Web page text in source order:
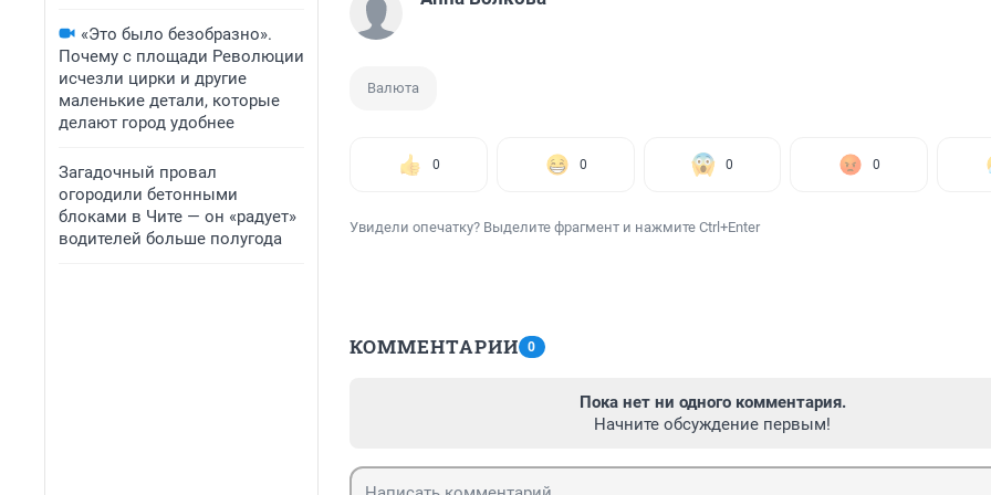
«Это было безобразно».
Почему с площади Революции
исчезли цирки и другие
маленькие детали, которые
делают город удобнее
Загадочный провал
огородили бетонными
блоками в Чите — он «радует»
водителей больше полугода
Валюта
0 0 0 0
Увидели опечатку? Выделите фрагмент и нажмите Ctrl+Enter
КОММЕНТАРИИ 0
Пока нет ни одного комментария.
Начните обсуждение первым!